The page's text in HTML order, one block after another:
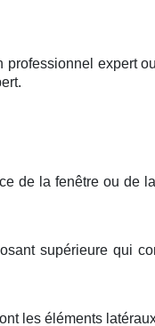
expert
de la fenêtre ou de
supérieure qui
les éléments